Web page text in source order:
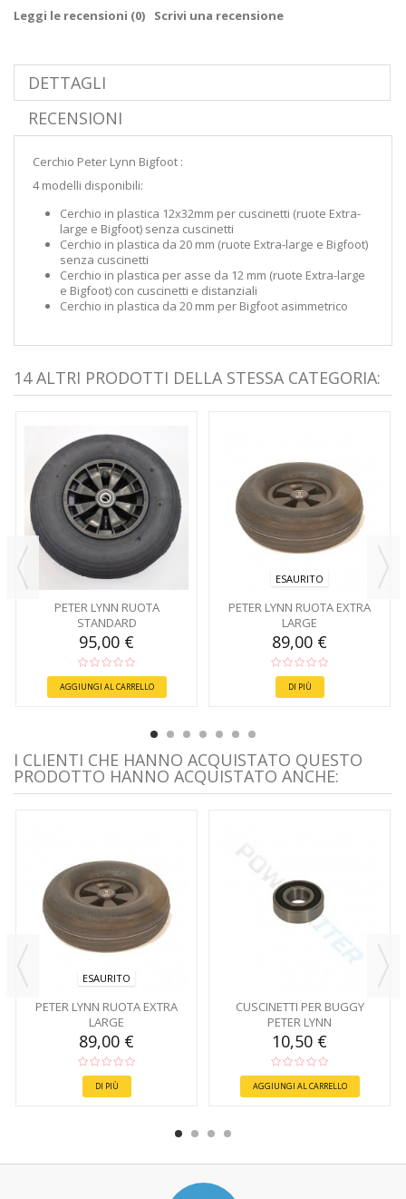
Leggi le recensioni (0) Scrivi una recensione
DETTAGLI
RECENSIONI
Cerchio Peter Lynn Bigfoot :
4 modelli disponibili:
Cerchio in plastica 12x32mm per cuscinetti (ruote Extra-
large e Bigfoot) senza cuscinetti
Cerchio in plastica da 20 mm (ruote Extra-large e Bigfoot)
senza cuscinetti
Cerchio in plastica per asse da 12 mm (ruote Extra-large
e Bigfoot) con cuscinetti e distanziali
Cerchio in plastica da 20 mm per Bigfoot asimmetrico
14 ALTRI PRODOTTI DELLA STESSA CATEGORIA:
PETER LYNN RUOTA
STANDARD
95,00 €
AGGIUNGI AL CARRELLO
ESAURITO
PETER LYNN RUOTA EXTRA
LARGE
89,00 €
DI PIÙ
I CLIENTI CHE HANNO ACQUISTATO QUESTO
PRODOTTO HANNO ACQUISTATO ANCHE:
ESAURITO
PETER LYNN RUOTA EXTRA
LARGE
89,00 €
DI PIÙ
CUSCINETTI PER BUGGY
PETER LYNN
10,50 €
AGGIUNGI AL CARRELLO